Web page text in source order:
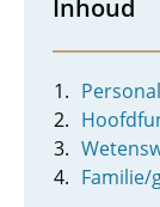
Inhoud
Familie/